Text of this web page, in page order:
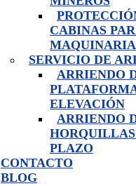
CABINAS
SERVICIO DE
ARRIENDO
ELEVACIÓN
ARRIENDO
PLAZO
CONTACTO
BLOG